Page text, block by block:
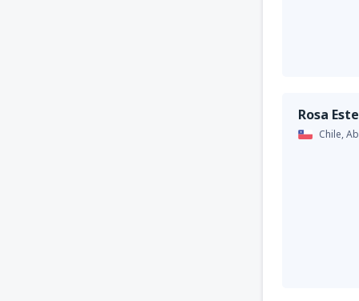
Rosa
Chile,